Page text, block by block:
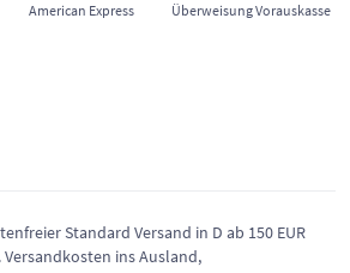
American Express Überweisung Vorauskasse
Standard Versand in D ab 150 EUR
ins Ausland,